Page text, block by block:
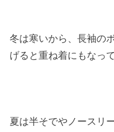
冬は寒いから、長袖の
げると重ね着にもなっ
夏は半そでやノースリ